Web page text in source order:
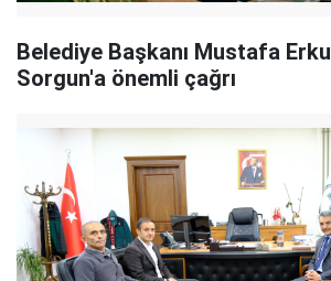
Belediye Başkanı Mustafa
Sorgun'a önemli çağrı